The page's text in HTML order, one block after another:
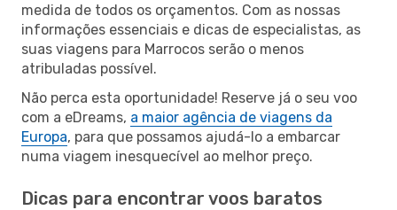
medida de todos os orçamentos. Com as nossas
informações essenciais e dicas de especialistas, as
suas viagens para Marrocos serão o menos
atribuladas possível.
Não perca esta oportunidade! Reserve já o seu voo
com a eDreams, a maior agência de viagens da
Europa, para que possamos ajudá-lo a embarcar
numa viagem inesquecível ao melhor preço.
Dicas para encontrar voos baratos